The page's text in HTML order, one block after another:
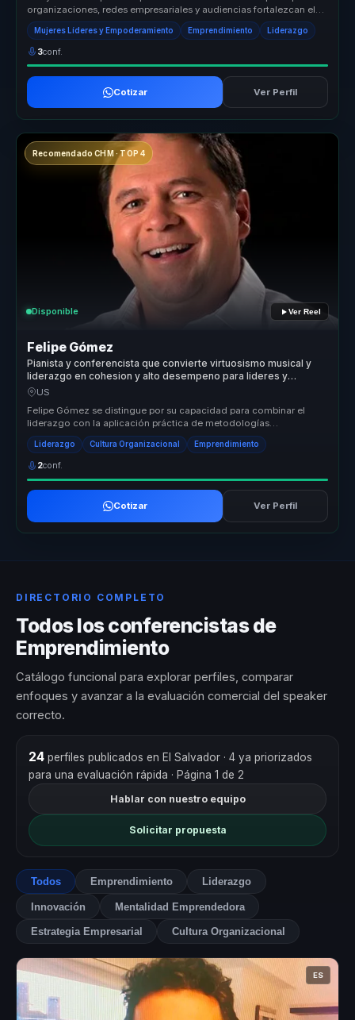
organizaciones, redes empresariales y audiencias fortalezcan el
liderazg...
Mujeres Líderes y Empoderamiento Emprendimiento Liderazgo
3conf.
Cotizar Ver Perfil
Recomendado CHM · TOP 4
Disponible Ver Reel
Felipe Gómez
Pianista y conferencista que convierte virtuosismo musical y
liderazgo en cohesion y alto desempeno para lideres y
equipos.
US
Felipe Gómez se distingue por su capacidad para combinar el
liderazgo con la aplicación práctica de metodologías
innovadoras que transfor...
Liderazgo Cultura Organizacional Emprendimiento
2conf.
Cotizar Ver Perfil
DIRECTORIO COMPLETO
Todos los conferencistas de
Emprendimiento
Catálogo funcional para explorar perfiles, comparar
enfoques y avanzar a la evaluación comercial del speaker
correcto.
24perfiles publicados en El Salvador · 4 ya priorizados
para una evaluación rápida · Página 1 de 2
Hablar con nuestro equipo
Solicitar propuesta
Todos Emprendimiento Liderazgo
Innovación Mentalidad Emprendedora
Estrategia Empresarial Cultura Organizacional
ES